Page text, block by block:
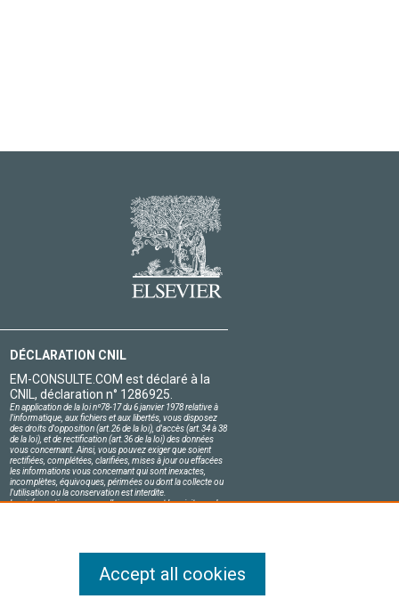
DÉCLARATION CNIL
EM-CONSULTE.COM est déclaré à la
CNIL, déclaration n° 1286925.
En application de la loi nº78-17 du 6 janvier 1978 relative à
l'informatique, aux fichiers et aux libertés, vous disposez
des droits d'opposition (art.26 de la loi), d'accès (art.34 à 38
de la loi), et de rectification (art.36 de la loi) des données
vous concernant. Ainsi, vous pouvez exiger que soient
rectifiées, complétées, clarifiées, mises à jour ou effacées
les informations vous concernant qui sont inexactes,
incomplètes, équivoques, périmées ou dont la collecte ou
l'utilisation ou la conservation est interdite.
Les informations personnelles concernant les visiteurs de
Accept all cookies